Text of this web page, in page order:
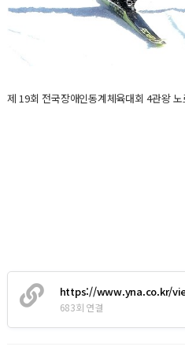
제 19회 전국장애인동계체육대회 4관왕
https://www.yna.co.kr/
683회 연결